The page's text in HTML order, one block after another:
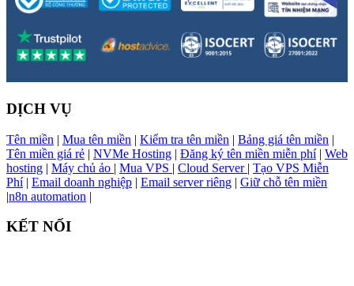
DỊCH VỤ
Tên miền | Mua tên miền | Kiểm tra tên miền | Bảng giá tên miền |
Tên miền giá rẻ | NVMe Hosting | Đăng ký tên miền miễn phí| Web
hosting | Máy chủ ảo | Mua VPS | Cloud Server | Tạo VPS Miễn
Phí| Email doanh nghiệp | Email server riêng | Giữ chỗ tên miền
|n8n automation |
KẾT NỐI